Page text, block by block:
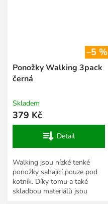
–5 %
Ponožky Walking 3pack
černá
Skladem
379 Kč
Detail
Walking jsou nízké tenké
ponožky sahající pouze pod
kotník. Díky tomu a také
skladbou materiálů jsou